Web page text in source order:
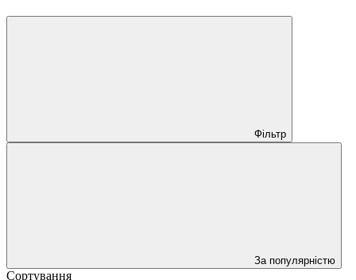
Фільтр
За популярністю
Сортування